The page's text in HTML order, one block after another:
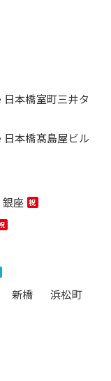
本橋室町三井タ
本橋髙島屋ビル
銀座 祝
新橋 浜松町